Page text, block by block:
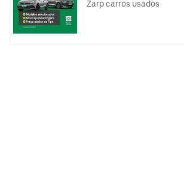
Zarp carros usados